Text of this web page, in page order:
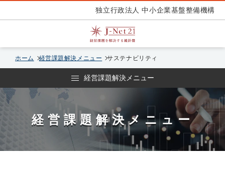
独立行政法人 中小企業基盤整備機構
ホーム 経営課題解決メニュー サステナビリティ
経営課題解決メニュー
経営課題解決メニュー